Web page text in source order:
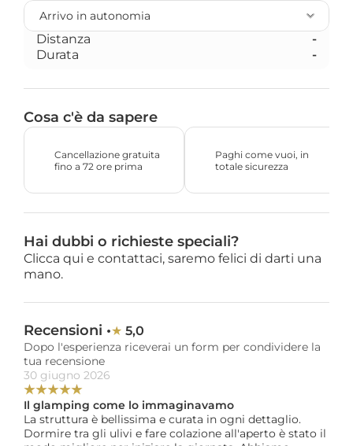
Distanza
-
Durata
-
Cosa c'è da sapere
Cancellazione gratuita
fino a 72 ore prima
Paghi come vuoi, in
totale sicurezza
Hai dubbi o richieste speciali?
Clicca qui e contattaci, saremo felici di darti una
mano.
Recensioni •★ 5,0
Dopo l'esperienza riceverai un form per condividere la
tua recensione
30 giugno 2026
★★★★★
Il glamping come lo immaginavamo
La struttura è bellissima e curata in ogni dettaglio.
Dormire tra gli ulivi e fare colazione all'aperto è stato il